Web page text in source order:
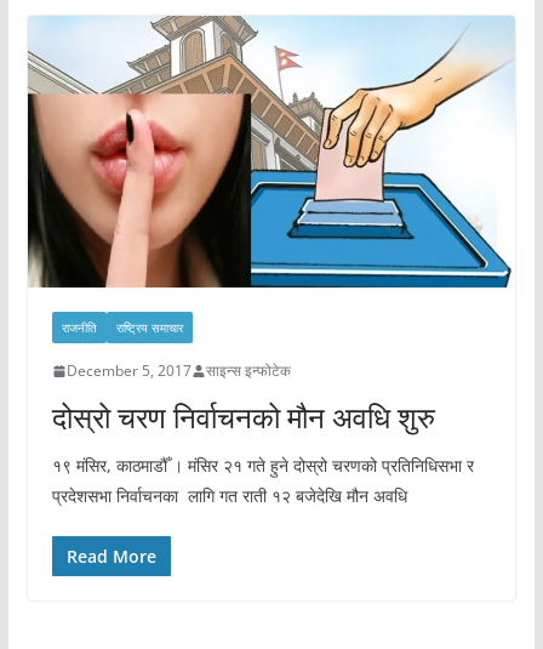
राजनीति राष्ट्रिय समाचार
December 5, 2017 साइन्स इन्फोटेक
दोस्रो चरण निर्वाचनको मौन अवधि शुरु
१९ मंसिर, काठमाडौँ । मंसिर २१ गते हुने दोस्रो चरणको प्रतिनिधिसभा र
प्रदेशसभा निर्वाचनका लागि गत राती १२ बजेदेखि मौन अवधि
Read More